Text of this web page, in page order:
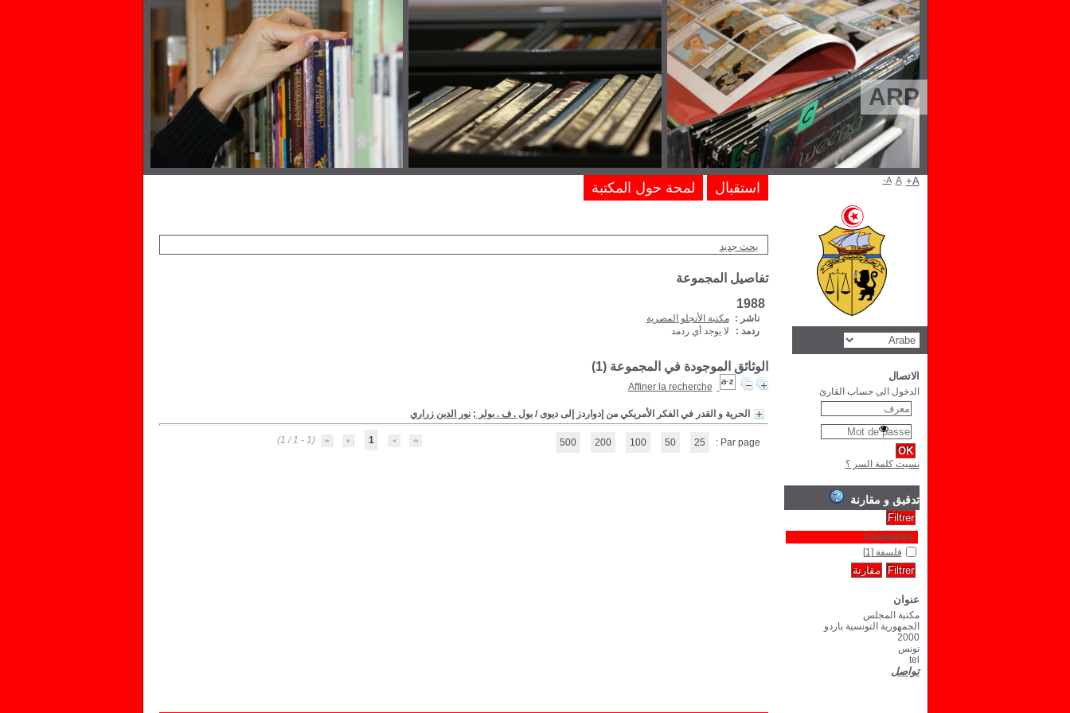
ARP
بحث جديد
تفاصيل المجموعة
1988
ناشر :
مكتبة الأنجلو المصرية
ردمد :
لا يوجد أي ردمد
الوثائق الموجودة في المجموعة (1
)
Affiner la recherche
الحرية و القدر في الفكر الأمريكي من إدواردز إلى ديوى /بول . ف . بولر ;نور الدين زراري
1
(1 - 1 / 1) Par page :
25
50
100
200
500
استقبال لمحة حول المكتبة A- A A+
الاتصال
الدخول الى حساب القارئ
نسيت كلمة السر ؟
تدقيق و مقارنة
Catégories
فلسفة [1]
عنوان
مكتبة المجلس
الجمهورية التونسية باردو
2000
تونس
tel
تواصل